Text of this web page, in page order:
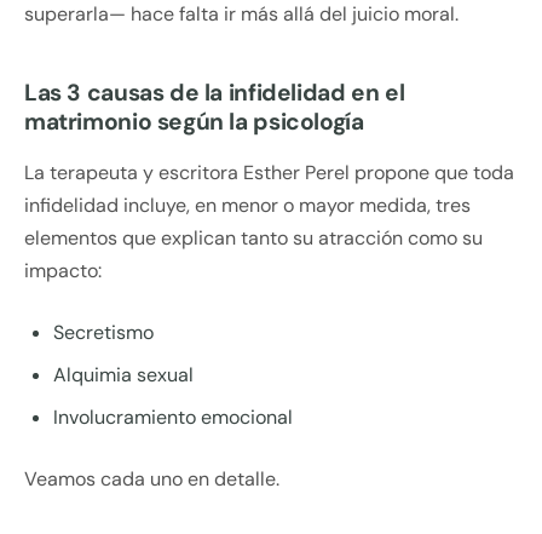
superarla— hace falta ir más allá del juicio moral.
Las 3 causas de la infidelidad en el
matrimonio según la psicología
La terapeuta y escritora Esther Perel propone que toda
infidelidad incluye, en menor o mayor medida, tres
elementos que explican tanto su atracción como su
impacto:
Secretismo
Alquimia sexual
Involucramiento emocional
Veamos cada uno en detalle.